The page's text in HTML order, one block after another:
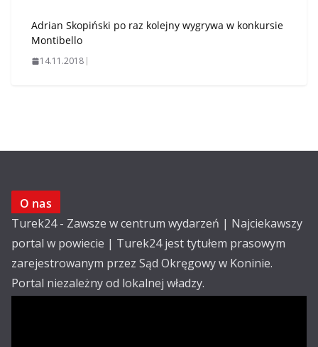
Adrian Skopiński po raz kolejny wygrywa w konkursie
Montibello
14.11.2018
O nas
Turek24 - Zawsze w centrum wydarzeń | Najciekawszy
portal w powiecie | Turek24 jest tytułem prasowym
zarejestrowanym przez Sąd Okręgowy w Koninie.
Portal niezależny od lokalnej władzy.